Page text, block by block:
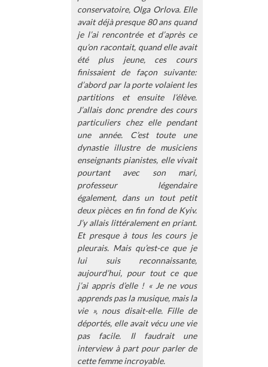
conservatoire, Olga Orlova. Elle
avait déjà presque 80 ans quand
je l’ai rencontrée et d’après ce
qu’on racontait, quand elle avait
été plus jeune, ces cours
finissaient de façon suivante:
d’abord par la porte volaient les
partitions et ensuite l’élève.
J’allais donc prendre des cours
particuliers chez elle pendant
une année. C’est toute une
dynastie illustre de musiciens
enseignants pianistes, elle vivait
pourtant avec son mari,
professeur légendaire
également, dans un tout petit
deux pièces en fin fond de Kyiv.
J’y allais littéralement en priant.
Et presque à tous les cours je
pleurais. Mais qu’est-ce que je
lui suis reconnaissante,
aujourd’hui, pour tout ce que
j’ai appris d’elle ! « Je ne vous
apprends pas la musique, mais la
vie », nous disait-elle. Fille de
déportés, elle avait vécu une vie
pas facile. Il faudrait une
interview à part pour parler de
cette femme incroyable.